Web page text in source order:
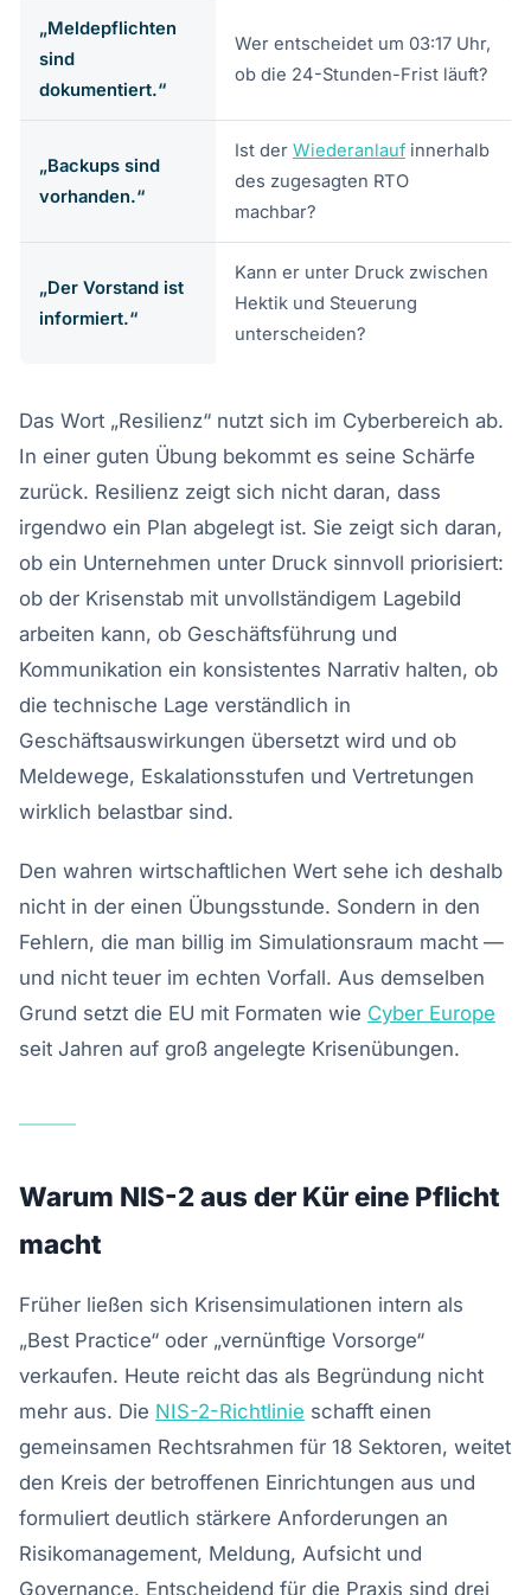
„Meldepflichten
sind
dokumentiert.“
Wer entscheidet um 03:17 Uhr,
ob die 24-Stunden-Frist läuft?
„Backups sind
vorhanden.“
Ist der Wiederanlauf innerhalb
des zugesagten RTO
machbar?
„Der Vorstand ist
informiert.“
Kann er unter Druck zwischen
Hektik und Steuerung
unterscheiden?
Das Wort „Resilienz“ nutzt sich im Cyberbereich ab.
In einer guten Übung bekommt es seine Schärfe
zurück. Resilienz zeigt sich nicht daran, dass
irgendwo ein Plan abgelegt ist. Sie zeigt sich daran,
ob ein Unternehmen unter Druck sinnvoll priorisiert:
ob der Krisenstab mit unvollständigem Lagebild
arbeiten kann, ob Geschäftsführung und
Kommunikation ein konsistentes Narrativ halten, ob
die technische Lage verständlich in
Geschäftsauswirkungen übersetzt wird und ob
Meldewege, Eskalationsstufen und Vertretungen
wirklich belastbar sind.
Den wahren wirtschaftlichen Wert sehe ich deshalb
nicht in der einen Übungsstunde. Sondern in den
Fehlern, die man billig im Simulationsraum macht —
und nicht teuer im echten Vorfall. Aus demselben
Grund setzt die EU mit Formaten wie Cyber Europe
seit Jahren auf groß angelegte Krisenübungen.
Warum NIS-2 aus der Kür eine Pflicht
macht
Früher ließen sich Krisensimulationen intern als
„Best Practice“ oder „vernünftige Vorsorge“
verkaufen. Heute reicht das als Begründung nicht
mehr aus. Die NIS-2-Richtlinie schafft einen
gemeinsamen Rechtsrahmen für 18 Sektoren, weitet
den Kreis der betroffenen Einrichtungen aus und
formuliert deutlich stärkere Anforderungen an
Risikomanagement, Meldung, Aufsicht und
Governance. Entscheidend für die Praxis sind drei